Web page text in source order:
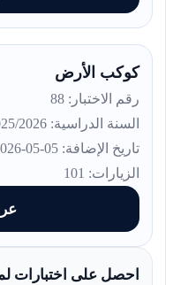
كوكب الأرض
رقم الاختبار: 88
السنة الدراسية: 2025/2026
تاريخ الإضافة: 05-05-2026
الزيارات: 101
احصل على اختبارات